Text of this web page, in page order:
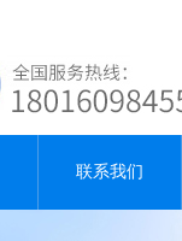
联系我们